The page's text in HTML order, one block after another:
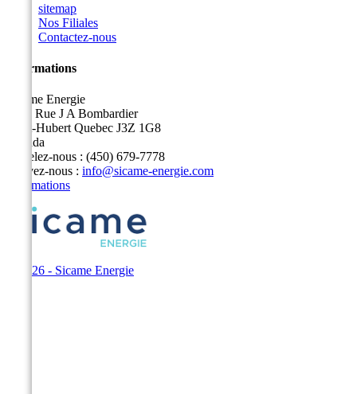
sitemap
Nos Filiales
Contactez-nous
Informations
Sicame Energie
5400 Rue J A Bombardier
Saint-Hubert Quebec J3Z 1G8
Canada
Appelez-nous : (450) 679-7778
Écrivez-nous : info@sicame-energie.com
Informations
© 2026 - Sicame Energie